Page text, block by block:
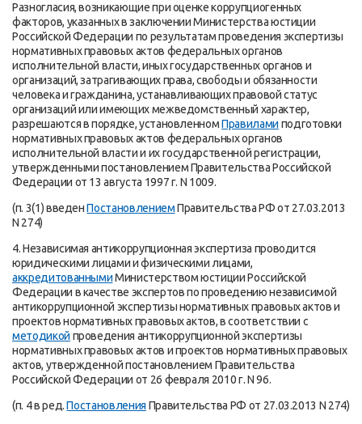
Разногласия, возникающие при оценке коррупциогенных
факторов, указанных в заключении Министерства юстиции
Российской Федерации по результатам проведения экспертизы
нормативных правовых актов федеральных органов
исполнительной власти, иных государственных органов и
организаций, затрагивающих права, свободы и обязанности
человека и гражданина, устанавливающих правовой статус
организаций или имеющих межведомственный характер,
разрешаются в порядке, установленномПравилами подготовки
нормативных правовых актов федеральных органов
исполнительной власти и их государственной регистрации,
утвержденными постановлением Правительства Российской
Федерации от 13 августа 1997 г. N 1009.
(п. 3(1) введенПостановлениемПравительства РФ от 27.03.2013
N 274)
4. Независимая антикоррупционная экспертиза проводится
юридическими лицами и физическими лицами,
аккредитованнымиМинистерством юстиции Российской
Федерации в качестве экспертов по проведению независимой
антикоррупционной экспертизы нормативных правовых актов и
проектов нормативных правовых актов, в соответствии с
методикой проведения антикоррупционной экспертизы
нормативных правовых актов и проектов нормативных правовых
актов, утвержденной постановлением Правительства
Российской Федерации от 26 февраля 2010 г. N 96.
(п. 4 в ред.Постановления Правительства РФ от 27.03.2013 N 274)